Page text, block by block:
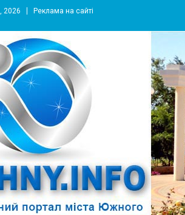
2026 Реклама на сайті
портал города Южный